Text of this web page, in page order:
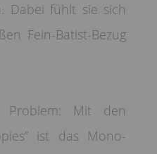
Dabei fühlt sie sich
Fein-Batist-Bezug
Mit den
ist das Mono-